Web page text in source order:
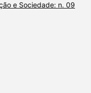
e Sociedade: n. 09